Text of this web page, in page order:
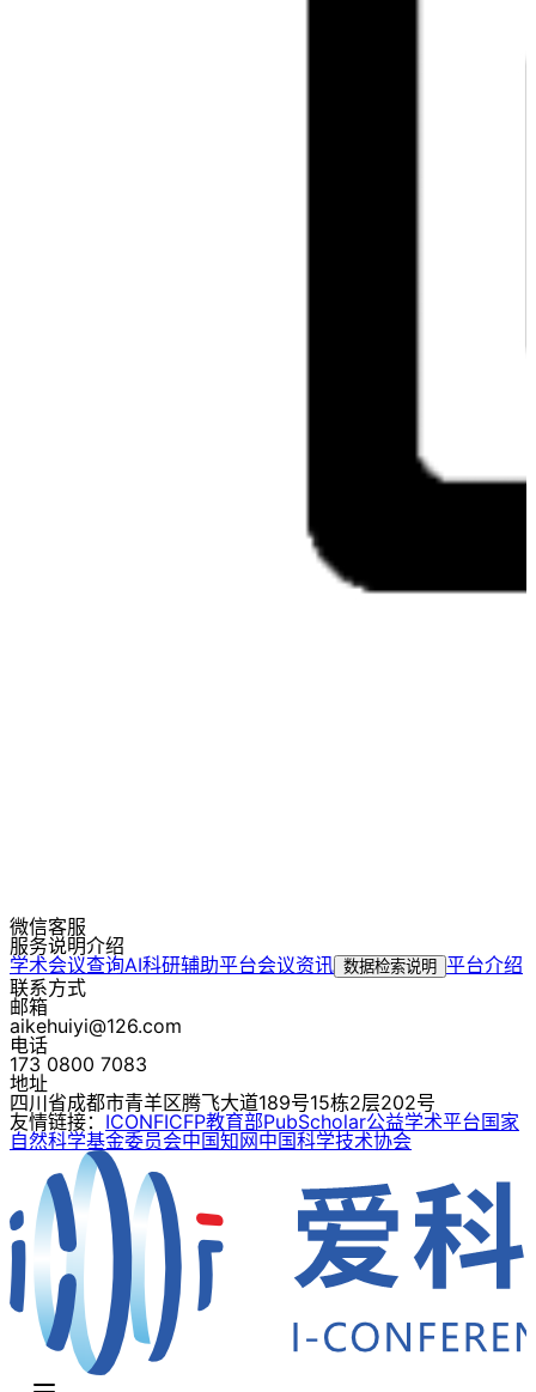
微信客服
服务说明介绍
学术会议查询AI科研辅助平台会议资讯 数据检索说明 平台介绍
联系方式
邮箱
aikehuiyi@126.com
电话
173 0800 7083
地址
四川省成都市青羊区腾飞大道189号15栋2层202号
友情链接： ICONFICFP教育部PubScholar公益学术平台国家
自然科学基金委员会中国知网中国科学技术协会